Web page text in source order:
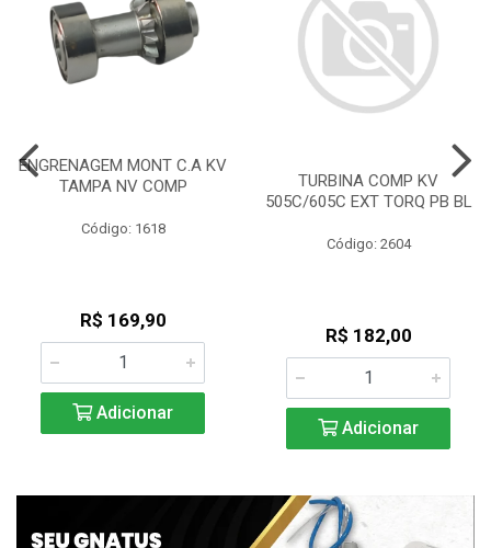
ENGRENAGEM MONT C.A KV
TAMPA NV COMP
Código: 1618
R$ 169,90
Adicionar
TURBINA COMP KV
505C/605C EXT TORQ PB BL
Código: 2604
R$ 182,00
Adicionar